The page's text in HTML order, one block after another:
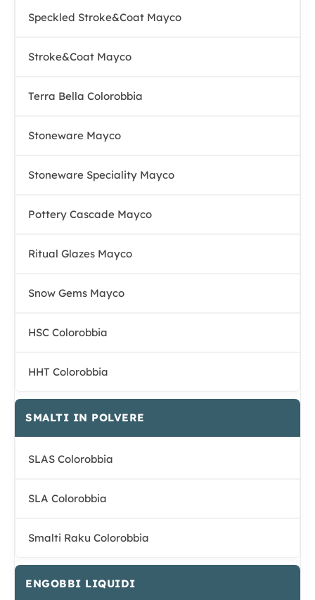
Speckled Stroke&Coat Mayco
Stroke&Coat Mayco
Terra Bella Colorobbia
Stoneware Mayco
Stoneware Speciality Mayco
Pottery Cascade Mayco
Ritual Glazes Mayco
Snow Gems Mayco
HSC Colorobbia
HHT Colorobbia
SMALTI IN POLVERE
SLAS Colorobbia
SLA Colorobbia
Smalti Raku Colorobbia
ENGOBBI LIQUIDI